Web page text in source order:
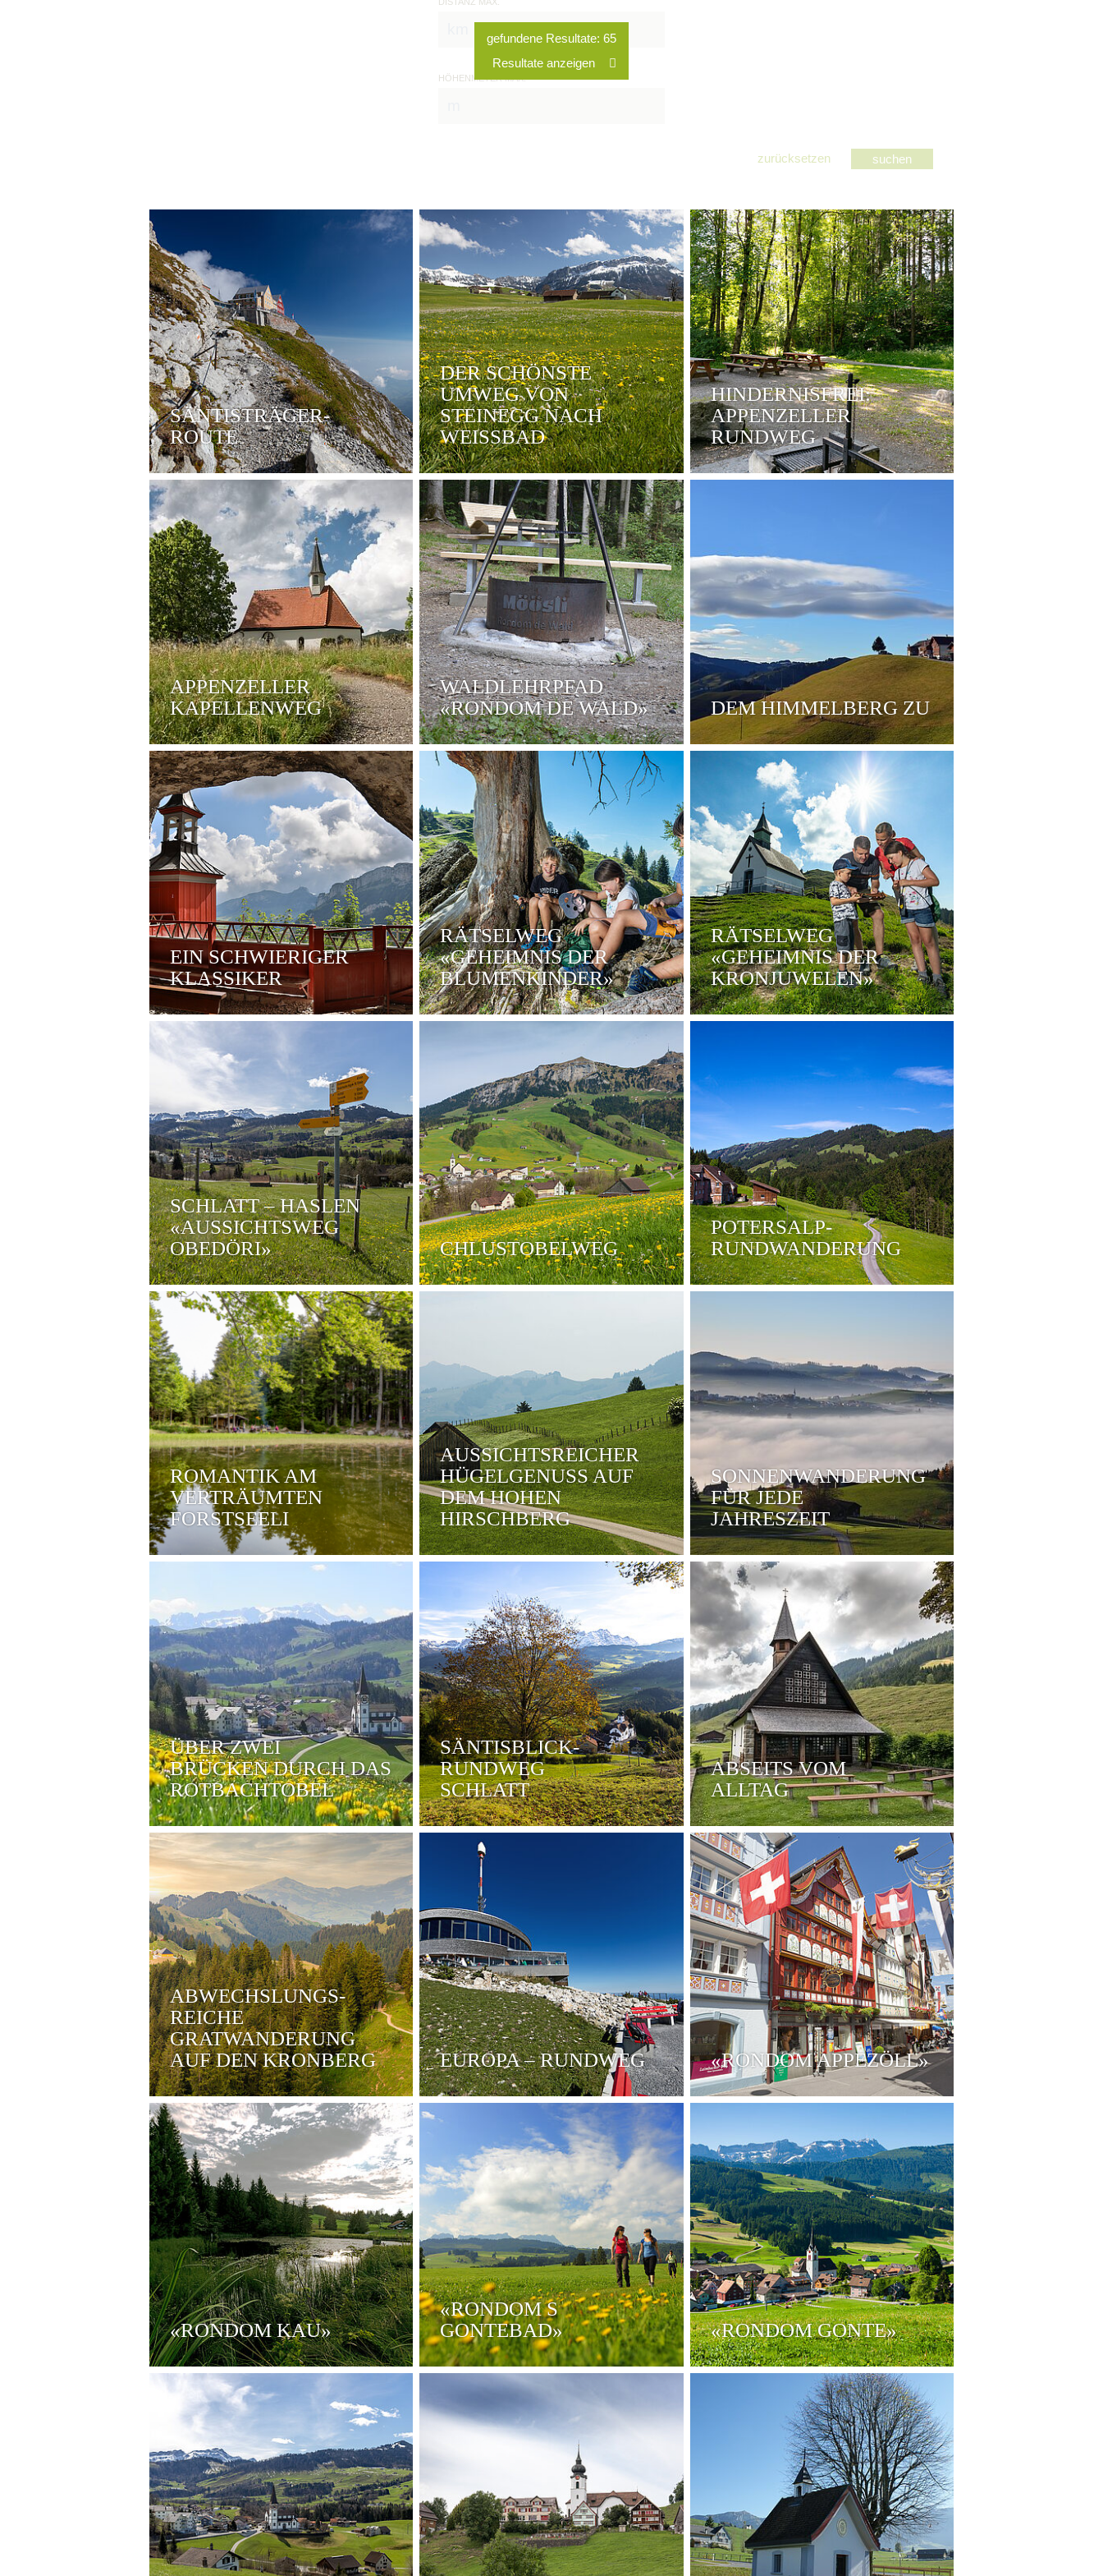
HÖHENMETER MAX.
zurücksetzen
SÄNTISTRÄGER-
ROUTE
DER SCHÖNSTE
UMWEG VON
STEINEGG NACH
WEISSBAD
HINDERNISFREI:
APPENZELLER
RUNDWEG
APPENZELLER
KAPELLENWEG
WALDLEHRPFAD
«RONDOM DE WALD»
DEM HIMMELBERG ZU
EIN SCHWIERIGER
KLASSIKER
RÄTSELWEG
«GEHEIMNIS DER
BLUMENKINDER»
RÄTSELWEG
«GEHEIMNIS DER
KRONJUWELEN»
SCHLATT – HASLEN
«AUSSICHTSWEG
OBEDÖRI»
CHLUSTOBELWEG
POTERSALP-
RUNDWANDERUNG
ROMANTIK AM
VERTRÄUMTEN
FORSTSEELI
AUSSICHTSREICHER
HÜGELGENUSS AUF
DEM HOHEN
HIRSCHBERG
SONNENWANDERUNG
FÜR JEDE
JAHRESZEIT
ÜBER ZWEI
BRÜCKEN DURCH DAS
ROTBACHTOBEL
SÄNTISBLICK-
RUNDWEG
SCHLATT
ABSEITS VOM
ALLTAG
ABWECHSLUNGS-
REICHE
GRATWANDERUNG
AUF DEN KRONBERG
EUROPA – RUNDWEG «RONDOM APPEZÖLL»
«RONDOM KAU»
«RONDOM S
GONTEBAD»
«RONDOM GONTE»